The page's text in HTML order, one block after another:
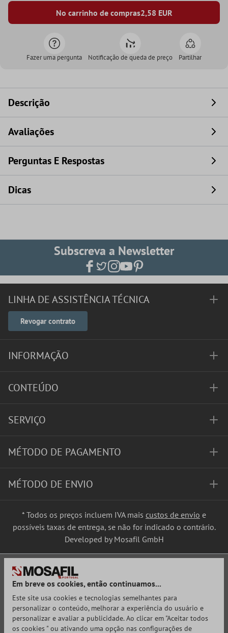
No carrinho de compras2,58 EUR
Fazer uma pergunta Notificação de queda de preço Partilhar
Descrição
Avaliações
Perguntas E Respostas
Dicas
Subscreva a Newsletter
LINHA DE ASSISTÊNCIA TÉCNICA
Revogar contrato
INFORMAÇÃO
CONTEÚDO
SERVIÇO
MÉTODO DE PAGAMENTO
MÉTODO DE ENVIO
* Todos os preços incluem IVA mais custos de envio e
possíveis taxas de entrega, se não for indicado o contrário.
Developed by Mosafil GmbH
Em breve os cookies, então continuamos...
Este site usa cookies e tecnologias semelhantes para
personalizar o conteúdo, melhorar a experiência do usuário e
personalizar e avaliar a publicidade. Ao clicar em "Aceitar todos
os cookies " ou ativando uma opção nas configurações de